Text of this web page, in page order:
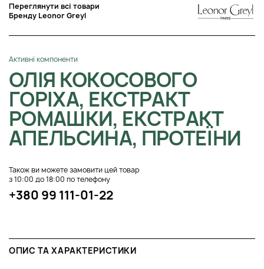
Переглянути всі товари
Бренду Leonor Greyl
Активні компоненти
ОЛІЯ КОКОСОВОГО
ГОРІХА, ЕКСТРАКТ
РОМАШКИ, ЕКСТРАКТ
АПЕЛЬСИНА, ПРОТЕЇНИ
Також ви можете замовити цей товар
з 10:00 до 18:00 по телефону
+380 99 111-01-22
ОПИС ТА ХАРАКТЕРИСТИКИ